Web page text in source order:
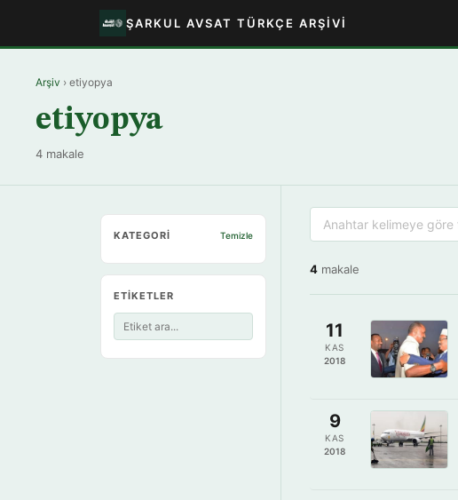
ŞARKUL AVSAT TÜRKÇE ARŞIVI
Arşiv › etiyopya
etiyopya
4 makale
KATEGORI Temizle
ETIKETLER
4 makale
11
KAS
2018
9
KAS
2018